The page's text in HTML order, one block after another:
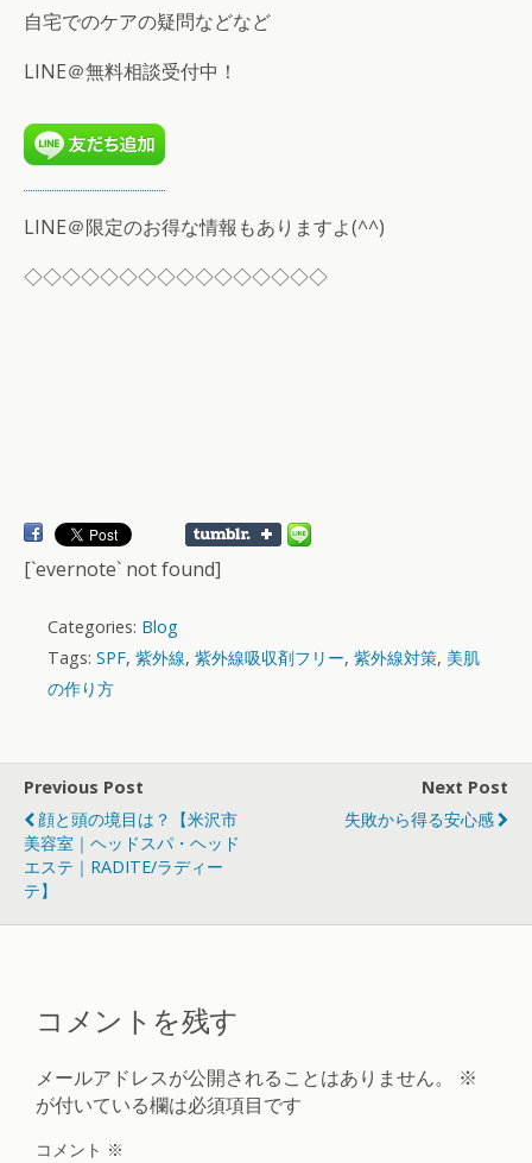
自宅でのケアの疑問などなど
LINE＠無料相談受付中！
LINE＠限定のお得な情報もありますよ(^^)
◇◇◇◇◇◇◇◇◇◇◇◇◇◇◇◇
[`evernote` not found]
Categories: Blog
Tags: SPF, 紫外線, 紫外線吸収剤フリー, 紫外線対策, 美肌
の作り方
Previous Post
顔と頭の境目は？【米沢市
美容室｜ヘッドスパ・ヘッド
エステ｜RADITE/ラディー
テ】
Next Post
失敗から得る安心感
コメントを残す
メールアドレスが公開されることはありません。
※
が付いている欄は必須項目です
コメント ※